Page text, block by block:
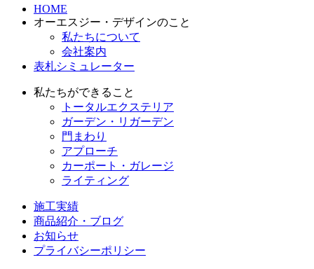
HOME
オーエスジー・デザインのこと
私たちについて
会社案内
表札シミュレーター
私たちができること
トータルエクステリア
ガーデン・リガーデン
門まわり
アプローチ
カーポート・ガレージ
ライティング
施工実績
商品紹介・ブログ
お知らせ
プライバシーポリシー